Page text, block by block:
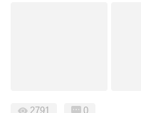
2791 0